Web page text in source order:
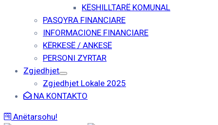
KËSHILLTARË KOMUNAL
PASQYRA FINANCIARE
INFORMACIONE FINANCIARE
KËRKESË / ANKESË
PERSONI ZYRTAR
Zgjedhjet
Zgjedhjet Lokale 2025
NA KONTAKTO
Anëtarsohu!